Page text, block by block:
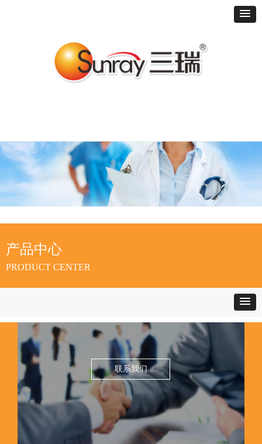
联系我们
产品中心
PRODUCT CENTER